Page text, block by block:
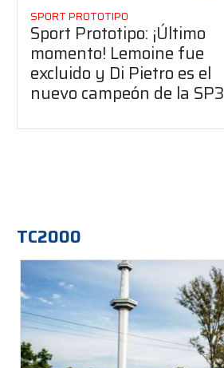
SPORT PROTOTIPO
Sport Prototipo: ¡Último
momento! Lemoine fue
excluido y Di Pietro es el
nuevo campeón de la SP3
TC2000